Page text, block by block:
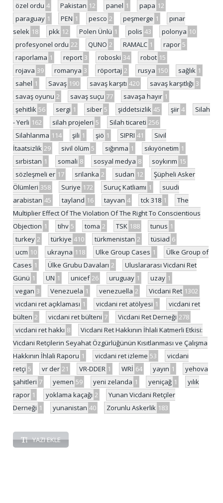
özel ordu 4 Pakistan 12 panel 1 papa 12
paraguay 1 PEN 1 pesco 2 peşmerge 1
pınar
selek 18 pkk 12 Polen Ünlü 1 polis 43 polonya 10
profesyonel ordu 22 QUNO 2 RAMALC 1 rapor 5
raporlama 1 report 3 roboski 34 robot 15
rojava 39 romanya 3 röportaj 2 rusya 150 sağlık 1
sahel 1 Savaş 190 savaş karşıtı 420 savaş karşıtlığı 3
savaş oyunu 2 savaş suçu 77 savaşa hayır 1
şehitlik 56 sergi 1 siber 5 şiddetsizlik 45 şiir 4
Silah
- Yerli 162 silah projeleri 5 Silah ticareti 256
Silahlanma 114 şili 1 şiö 1 SIPRI 41
Sivil
İtaatsizlik 29 sivil ölüm 5 sığınma 1 sıkıyönetim 1
sırbistan 1 somali 8 sosyal medya 8 soykırım 15
sözleşmeli er 17 srilanka 2 sudan 12
Şüpheli Asker
Ölümleri 358 Suriye 172 Suruç Katliamı 1
suudi
arabistan 45 tayland 16 tayvan 4 tck 318 1
The
Multiplier Effect Of The Violation Of The Right To Conscientious
Objection 1 tihv 5 toma 2 TSK 188 tunus 1
turkey 2 türkiye 410 türkmenistan 2 tüsiad 6
ucm 10 ukrayna 118 Ulke Group Cases 1
Ülke Group of
Cases 1 Ülke Grubu Davaları 2
Uluslararası Vicdani Ret
Günü 1 UN 1 unicef 26 uruguay 1 uzay 1
vegan 3 Venezuela 1 venezuella 2 Vicdani Ret 1302
vicdani ret açıklaması 1 vicdani ret atölyesi 1
vicdani ret
bülten 2 vicdani ret bülteni 7 Vicdani Ret Derneği 278
vicdani ret hakkı 8
Vicdani Ret Hakkının İhlali Katmerli Etkisi:
Vicdani Retçilerin Seyahat Özgürlüğünün Kısıtlanması ve Çalışma
Hakkının İhlali Raporu 1 vicdani ret izleme 53
vicdani
retçi 5 vr der 21 VR-DDER 1 WRİ 64 yayın 1
yehova
şahitleri 7 yemen 59 yeni zelanda 1 yeniçağ 1
yılık
rapor 1 yoklama kaçağı 2
Yunan Vicdani Retçiler
Derneği 1 yunanistan 40 Zorunlu Askerlik 183
YAZI EKLE